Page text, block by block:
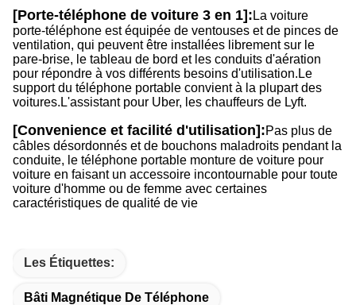
[Porte-téléphone de voiture 3 en 1]: La voiture
porte-téléphone est équipée de ventouses et de pinces de
ventilation, qui peuvent être installées librement sur le
pare-brise, le tableau de bord et les conduits d'aération
pour répondre à vos différents besoins d'utilisation.Le
support du téléphone portable convient à la plupart des
voitures.L'assistant pour Uber, les chauffeurs de Lyft.
[Convenience et facilité d'utilisation]:Pas plus de
câbles désordonnés et de bouchons maladroits pendant la
conduite, le téléphone portable monture de voiture pour
voiture en faisant un accessoire incontournable pour toute
voiture d'homme ou de femme avec certaines
caractéristiques de qualité de vie
Les Étiquettes:
Bâti Magnétique De Téléphone